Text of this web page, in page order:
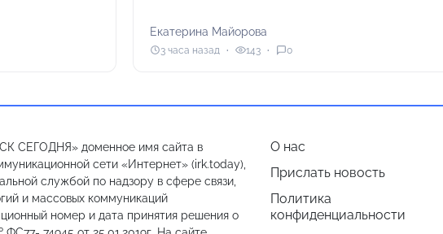
Екатерина Майорова
3 часа назад 143 0
СЕГОДНЯ» доменное имя сайта в
сети «Интернет» (irk.today),
службой по надзору в сфере связи,
и массовых коммуникаций
номер и дата принятия решения о
О нас
Прислать новость
Политика
конфиденциальности